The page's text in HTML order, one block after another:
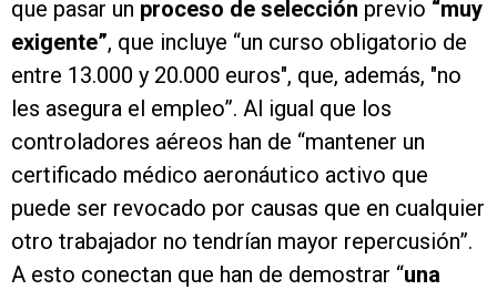
que pasar un proceso de selección previo “muy
exigente”, que incluye “un curso obligatorio de
entre 13.000 y 20.000 euros", que, además, "no
les asegura el empleo”. Al igual que los
controladores aéreos han de “mantener un
certificado médico aeronáutico activo que
puede ser revocado por causas que en cualquier
otro trabajador no tendrían mayor repercusión”.
A esto conectan que han de demostrar “una